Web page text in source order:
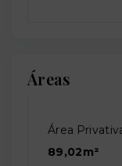
Áreas
Área
89,02m²